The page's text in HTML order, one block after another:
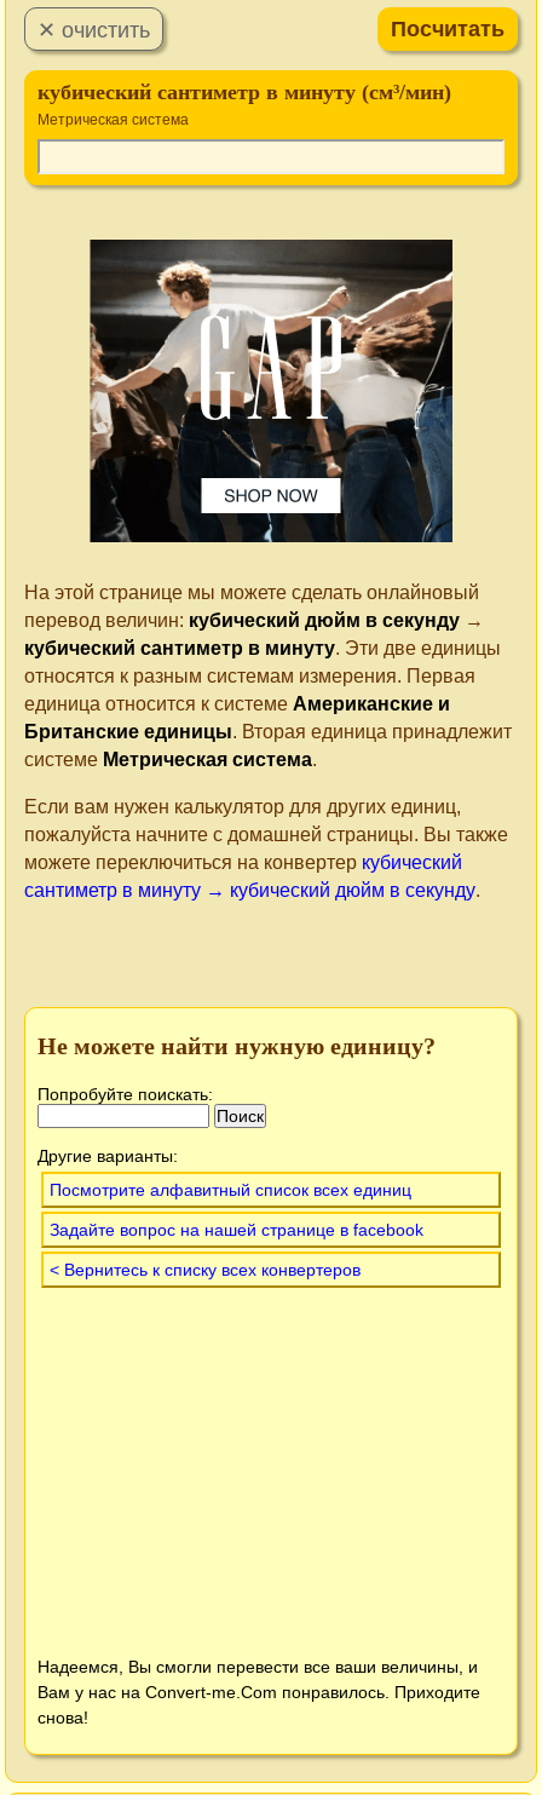
кубический сантиметр в минуту (см³/мин)
Метрическая система
На этой странице мы можете сделать онлайновый
перевод величин: кубический дюйм в секунду →
кубический сантиметр в минуту. Эти две единицы
относятся к разным системам измерения. Первая
единица относится к системе Американские и
Британские единицы. Вторая единица принадлежит
системе Метрическая система.
Если вам нужен калькулятор для других единиц,
пожалуйста начните с домашней страницы. Вы также
можете переключиться на конвертер кубический
сантиметр в минуту → кубический дюйм в секунду.
Не можете найти нужную единицу?
Попробуйте поискать:
Другие варианты:
Посмотрите алфавитный список всех единиц
Задайте вопрос на нашей странице в facebook
< Вернитесь к списку всех конвертеров
Надеемся, Вы смогли перевести все ваши величины, и
Вам у нас на Convert-me.Com понравилось. Приходите
снова!